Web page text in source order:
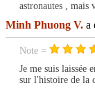
astronautes , mais
Minh Phuong V. a
Note =
Je me suis laissée
sur l'histoire de la